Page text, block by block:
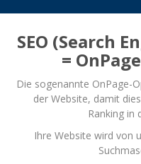
SEO (Search
=
Die sogenannte OnPage-
der Website, damit
Ranking in
Ihre Website wird von